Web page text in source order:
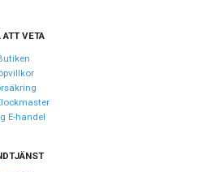
ATT VETA
E-handel